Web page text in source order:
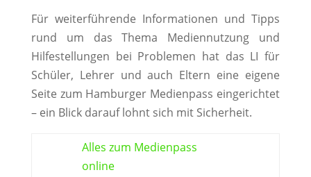
Für weiterführende Informationen und Tipps
rund um das Thema Mediennutzung und
Hilfestellungen bei Problemen hat das LI für
Schüler, Lehrer und auch Eltern eine eigene
Seite zum Hamburger Medienpass eingerichtet
– ein Blick darauf lohnt sich mit Sicherheit.
Alles zum Medienpass
online